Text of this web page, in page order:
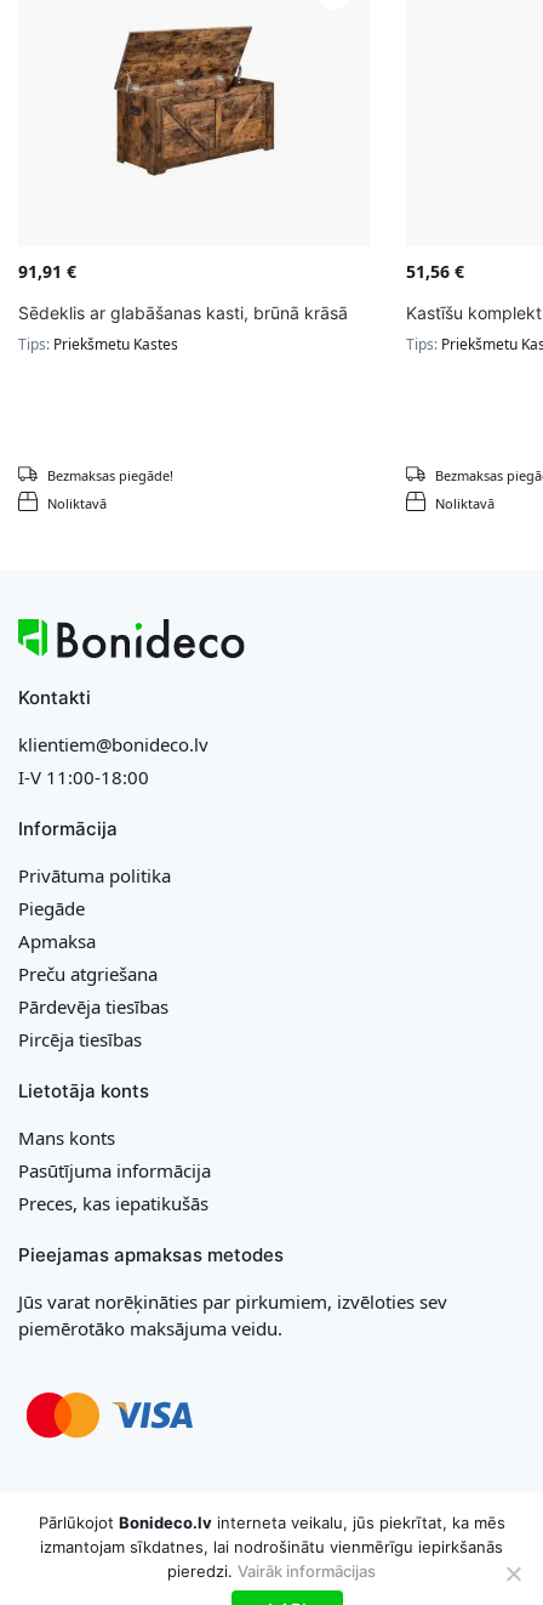
91,91 €
Sēdeklis ar glabāšanas kasti, brūnā krāsā
Tips: Priekšmetu Kastes
Noliktavā
Bezmaksas piegāde!
51,56 €
Kastīšu
Tips: Priekšmetu
Noliktavā
Bezmaksas
Kontakti
klientiem@bonideco.lv
I-V 11:00-18:00
Informācija
Privātuma politika
Piegāde
Apmaksa
Preču atgriešana
Pārdevēja tiesības
Pircēja tiesības
Lietotāja konts
Mans konts
Pasūtījuma informācija
Preces, kas iepatikušās
Pieejamas apmaksas metodes
Jūs varat norēķināties par pirkumiem, izvēloties sev
piemērotāko maksājuma veidu.
Pārlūkojot Bonideco.lvinterneta veikalu, jūs piekrītat, ka mēs
izmantojam sīkdatnes, lai nodrošinātu vienmērīgu iepirkšanās
pieredzi. Vairāk informācijas